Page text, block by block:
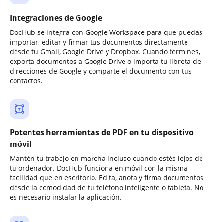
Integraciones de Google
DocHub se integra con Google Workspace para que puedas
importar, editar y firmar tus documentos directamente
desde tu Gmail, Google Drive y Dropbox. Cuando termines,
exporta documentos a Google Drive o importa tu libreta de
direcciones de Google y comparte el documento con tus
contactos.
Potentes herramientas de PDF en tu dispositivo
móvil
Mantén tu trabajo en marcha incluso cuando estés lejos de
tu ordenador. DocHub funciona en móvil con la misma
facilidad que en escritorio. Edita, anota y firma documentos
desde la comodidad de tu teléfono inteligente o tableta. No
es necesario instalar la aplicación.